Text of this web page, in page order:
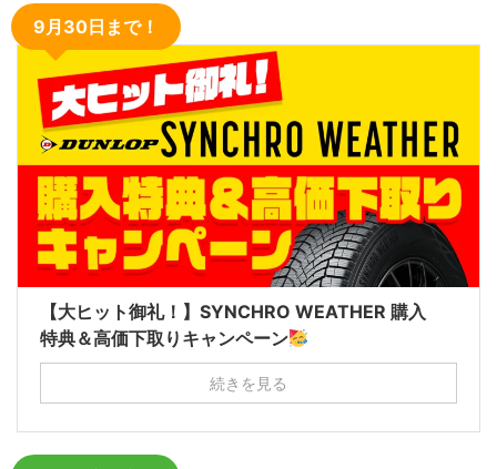
9月30日まで！
【大ヒット御礼！】SYNCHRO WEATHER 購入
特典＆高価下取りキャンペーン
続きを見る